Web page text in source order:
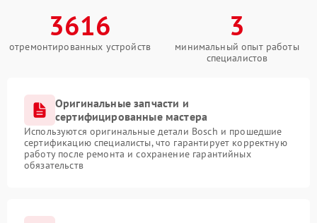
3616
отремонтированных устройств
3
минимальный опыт работы
специалистов
Оригинальные запчасти и
сертифицированные мастера
Используются оригинальные детали Bosch и прошедшие
сертификацию специалисты, что гарантирует корректную
работу после ремонта и сохранение гарантийных
обязательств